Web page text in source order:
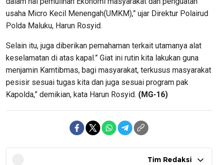
usaha Micro Kecil Menengah(UMKM),” ujar Direktur Polairud
Polda Maluku, Harun Rosyid.
Selain itu, juga diberikan pemahaman terkait utamanya alat
keselamatan di atas kapal.” Giat ini rutin kita lakukan guna
menjamin Kamtibmas, bagi masyarakat, terkusus masyarakat
pesisir sesuai tugas kita dan juga sesuai program pak
Kapolda,” demikian, kata Harun Rosyid. (MG-16)
Tim Redaksi